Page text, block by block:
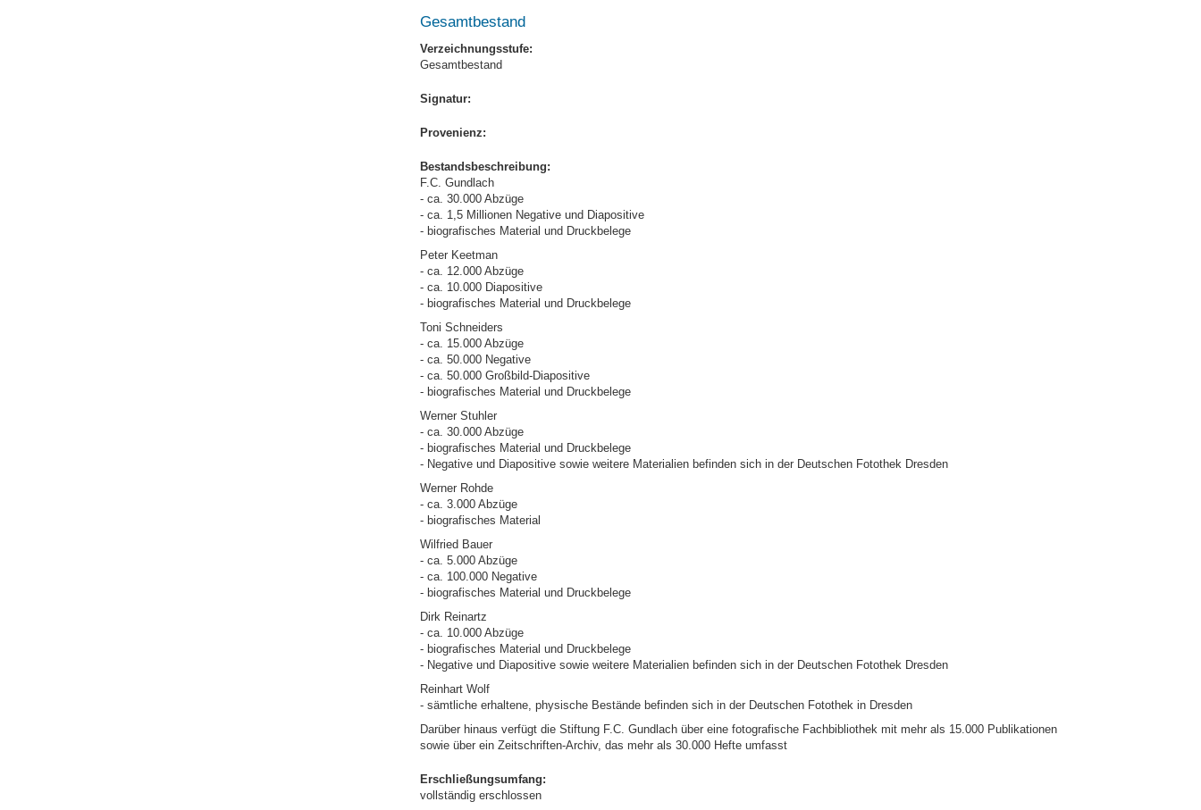
Gesamtbestand
Verzeichnungsstufe:
Gesamtbestand
Signatur:
Provenienz:
Bestandsbeschreibung:
F.C. Gundlach
- ca. 30.000 Abzüge
- ca. 1,5 Millionen Negative und Diapositive
- biografisches Material und Druckbelege
Peter Keetman
- ca. 12.000 Abzüge
- ca. 10.000 Diapositive
- biografisches Material und Druckbelege
Toni Schneiders
- ca. 15.000 Abzüge
- ca. 50.000 Negative
- ca. 50.000 Großbild-Diapositive
- biografisches Material und Druckbelege
Werner Stuhler
- ca. 30.000 Abzüge
- biografisches Material und Druckbelege
- Negative und Diapositive sowie weitere Materialien befinden sich in der Deutschen Fotothek Dresden
Werner Rohde
- ca. 3.000 Abzüge
- biografisches Material
Wilfried Bauer
- ca. 5.000 Abzüge
- ca. 100.000 Negative
- biografisches Material und Druckbelege
Dirk Reinartz
- ca. 10.000 Abzüge
- biografisches Material und Druckbelege
- Negative und Diapositive sowie weitere Materialien befinden sich in der Deutschen Fotothek Dresden
Reinhart Wolf
- sämtliche erhaltene, physische Bestände befinden sich in der Deutschen Fotothek in Dresden
Darüber hinaus verfügt die Stiftung F.C. Gundlach über eine fotografische Fachbibliothek mit mehr als 15.000 Publikationen
sowie über ein Zeitschriften-Archiv, das mehr als 30.000 Hefte umfasst
Erschließungsumfang:
vollständig erschlossen